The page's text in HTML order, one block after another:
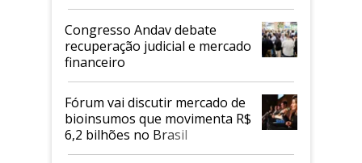
Congresso Andav debate
recuperação judicial e mercado
financeiro
Fórum vai discutir mercado de
bioinsumos que movimenta R$
6,2 bilhões no Brasil